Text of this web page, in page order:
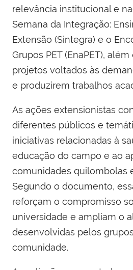
relevância institucional e
Semana da Integração:
Extensão (Sintegra) e o
Grupos PET (EnaPET),
projetos voltados às
e produzirem trabalhos
As ações extensionistas
diferentes públicos e
iniciativas relacionadas à
educação do campo e ao
comunidades quilombolas
Segundo o documento,
reforçam o compromisso
universidade e ampliam o
desenvolvidas pelos
comunidade.